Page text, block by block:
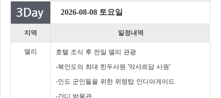
2026-08-08 토요일
지역 일정내역
델리
호텔 조식 후 전일 델리 관광
-북인도의 최대 힌두사원 '악샤르담 사원'
-인도 군인들을 위한 위령탑 인디아게이드
-간디 박물관